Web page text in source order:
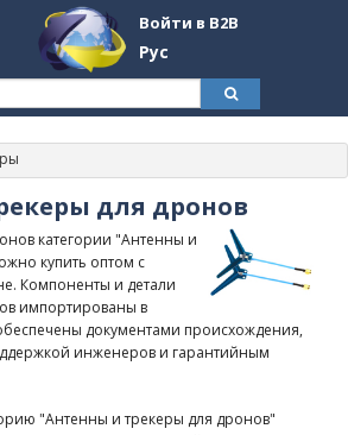
Войти в B2B
Рус
Контакты
для дронов
категории "Антенны и
купить оптом с
Компоненты и детали
импортированы в
документами происхождения,
инженеров и гарантийным
"Антенны и трекеры для дронов"